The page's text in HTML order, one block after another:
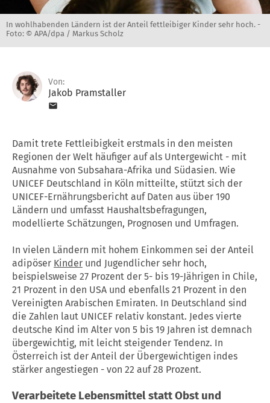
In wohlhabenden Ländern ist der Anteil fettleibiger Kinder sehr hoch. -
Foto: © APA/dpa / Markus Scholz
Von:
Jakob Pramstaller
Damit trete Fettleibigkeit erstmals in den meisten
Regionen der Welt häufiger auf als Untergewicht - mit
Ausnahme von Subsahara-Afrika und Südasien. Wie
UNICEF Deutschland in Köln mitteilte, stützt sich der
UNICEF-Ernährungsbericht auf Daten aus über 190
Ländern und umfasst Haushaltsbefragungen,
modellierte Schätzungen, Prognosen und Umfragen.
In vielen Ländern mit hohem Einkommen sei der Anteil
adipöser Kinder und Jugendlicher sehr hoch,
beispielsweise 27 Prozent der 5- bis 19-Jährigen in Chile,
21 Prozent in den USA und ebenfalls 21 Prozent in den
Vereinigten Arabischen Emiraten. In Deutschland sind
die Zahlen laut UNICEF relativ konstant. Jedes vierte
deutsche Kind im Alter von 5 bis 19 Jahren ist demnach
übergewichtig, mit leicht steigender Tendenz. In
Österreich ist der Anteil der Übergewichtigen indes
stärker angestiegen - von 22 auf 28 Prozent.
Verarbeitete Lebensmittel statt Obst und